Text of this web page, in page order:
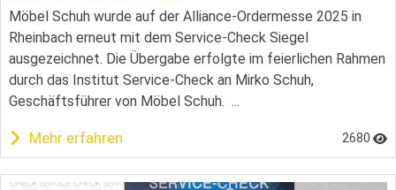
Möbel Schuh wurde auf der Alliance-Ordermesse 2025 in
Rheinbach erneut mit dem Service-Check Siegel
ausgezeichnet. Die Übergabe erfolgte im feierlichen Rahmen
durch das Institut Service-Check an Mirko Schuh,
Geschäftsführer von Möbel Schuh. ...
Mehr erfahren 2680